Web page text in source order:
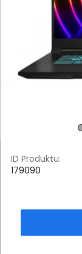
ID Produktu:
179090